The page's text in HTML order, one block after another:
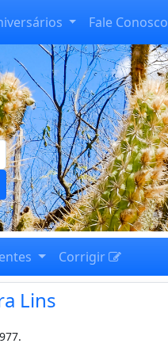
Fale Conosco
Corrigir
Lins